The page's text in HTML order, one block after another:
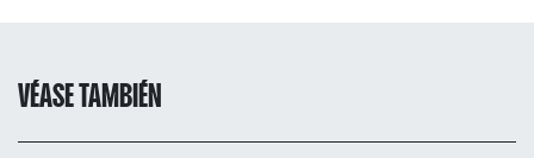
VÉASE TAMBIÉN